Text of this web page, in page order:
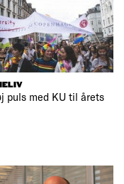
puls med KU til årets